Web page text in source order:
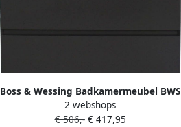
Boss & Wessing Badkamermeubel BWS
Pepper Acryl Wastafel Zonder
Kraangat 100x55x46 cm Antraciet
2 webshops
€ 506,-€ 417,95